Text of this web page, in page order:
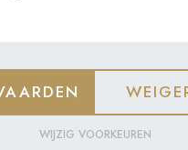
WIJZIG VOORKEUREN